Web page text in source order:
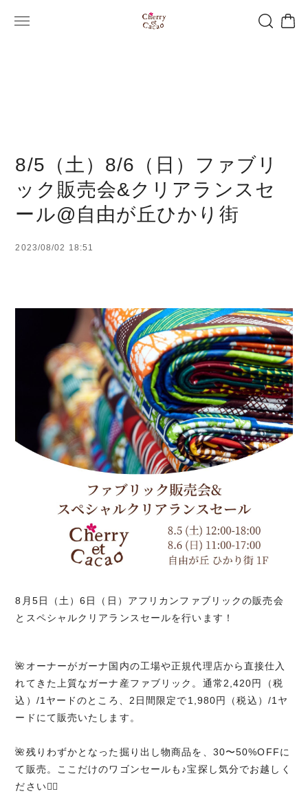
8/5（土）8/6（日）ファブリ
ック販売会&クリアランスセ
ール@自由が丘ひかり街
2023/08/02 18:51
8月5日（土）6日（日）アフリカンファブリックの販売会
とスペシャルクリアランスセールを行います！
🌺オーナーがガーナ国内の工場や正規代理店から直接仕入
れてきた上質なガーナ産ファブリック。通常2,420円（税
込）/1ヤードのところ、2日間限定で1,980円（税込）/1ヤ
ードにて販売いたします。
🌺残りわずかとなった掘り出し物商品を、30〜50%OFFに
て販売。ここだけのワゴンセールも♪宝探し気分でお越しく
ださい🙆‍♀️